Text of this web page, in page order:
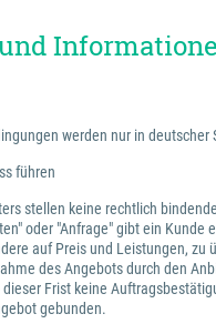
werden nur in deutscher
führen
stellen keine rechtlich
oder "Anfrage" gibt ein
auf Preis und Leistungen,
des Angebots durch den
Frist keine
gebunden.